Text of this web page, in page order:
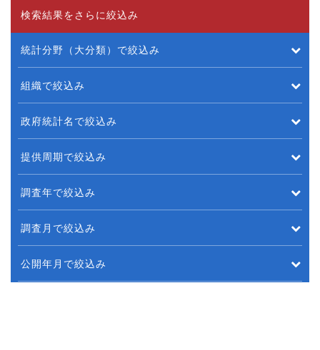
検索結果をさらに絞込み
統計分野（大分類）で絞込み
組織で絞込み
政府統計名で絞込み
提供周期で絞込み
調査年で絞込み
調査月で絞込み
公開年月で絞込み